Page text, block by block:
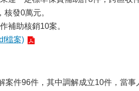
發0萬元。
補助核銷10案。
檔案)
案件96件，其中調解成立10件，當